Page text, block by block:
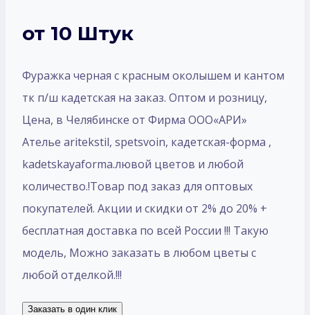
от 10 Штук
Фуражка черная с красным околышем и кантом
тк п/ш кадетская на заказ. Оптом и розницу,
Цена, в Челябинске от Фирма ООО«АРИ»
Ателье aritekstil, spetsvoin, кадетская-форма ,
kadetskayaforma.лювой цветов и любой
количество.!Товар под заказ для оптовых
покупателей. Акции и скидки от 2% до 20% +
бесплатная доставка по всей России !!! Такую
модель, Mожно заказать в любом цветы с
любой отделкой.!!!
Заказать в один клик